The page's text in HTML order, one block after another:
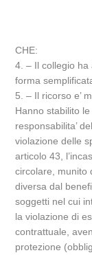
CHE:
4. – Il collegio
forma
5. – Il ricorso e’
Hanno stabilito
responsabilita’
violazione delle
articolo 43,
circolare, munito
diversa dal
soggetti nel cui
la violazione di
contrattuale,
protezione